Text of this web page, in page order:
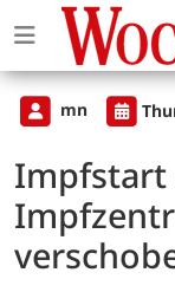
mn
Impfstart